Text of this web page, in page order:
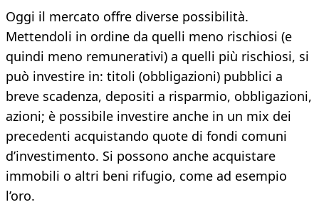
Oggi il mercato offre diverse possibilità.
Mettendoli in ordine da quelli meno rischiosi (e
quindi meno remunerativi) a quelli più rischiosi, si
può investire in: titoli (obbligazioni) pubblici a
breve scadenza, depositi a risparmio, obbligazioni,
azioni; è possibile investire anche in un mix dei
precedenti acquistando quote di fondi comuni
d’investimento. Si possono anche acquistare
immobili o altri beni rifugio, come ad esempio
l’oro.